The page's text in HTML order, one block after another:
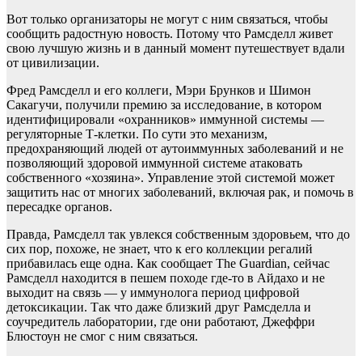
Вот только организаторы не могут с ним связаться, чтобы
сообщить радостную новость. Потому что Рамсделл живет
свою лучшую жизнь и в данный момент путешествует вдали
от цивилизации.
Фред Рамсделл и его коллеги, Мэри Брунков и Шимон
Сакагучи, получили премию за исследование, в котором
идентифицировали «охранников» иммунной системы —
регуляторные Т-клетки. По сути это механизм,
предохраняющий людей от аутоиммунных заболеваний и не
позволяющий здоровой иммунной системе атаковать
собственного «хозяина». Управление этой системой может
защитить нас от многих заболеваний, включая рак, и помочь в
пересадке органов.
Правда, Рамсделл так увлекся собственным здоровьем, что до
сих пор, похоже, не знает, что к его коллекции регалий
прибавилась еще одна. Как сообщает The Guardian, сейчас
Рамсделл находится в пешем походе где-то в Айдахо и не
выходит на связь — у иммунолога период цифровой
детоксикации. Так что даже близкий друг Рамсделла и
соучредитель лаборатории, где они работают, Джеффри
Блюстоун не смог с ним связаться.